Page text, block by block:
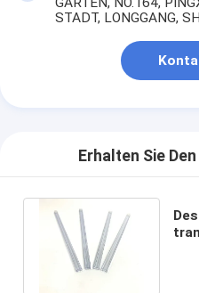
STADT, LONGGANG,
Erhalten Sie